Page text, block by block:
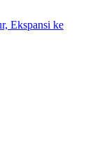
Ekspansi ke